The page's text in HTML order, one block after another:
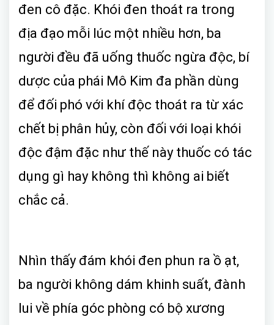
đen cô đặc. Khói đen thoát ra trong
địa đạo mỗi lúc một nhiều hơn, ba
người đều đã uống thuốc ngừa độc, bí
dược của phái Mô Kim đa phần dùng
để đối phó với khí độc thoát ra từ xác
chết bị phân hủy, còn đối với loại khói
độc đậm đặc như thế này thuốc có tác
dụng gì hay không thì không ai biết
chắc cả.
Nhìn thấy đám khói đen phun ra ồ ạt,
ba người không dám khinh suất, đành
lui về phía góc phòng có bộ xương